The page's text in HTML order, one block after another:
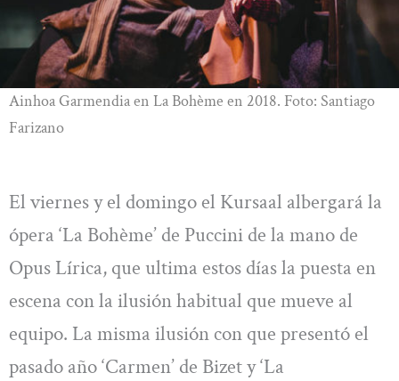
Ainhoa Garmendia en La Bohème en 2018. Foto: Santiago
Farizano
El viernes y el domingo el Kursaal albergará la
ópera ‘La Bohème’ de Puccini de la mano de
Opus Lírica, que ultima estos días la puesta en
escena con la ilusión habitual que mueve al
equipo. La misma ilusión con que presentó el
pasado año ‘Carmen’ de Bizet y ‘La